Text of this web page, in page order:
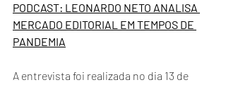
PODCAST: LEONARDO NETO ANALISA
MERCADO EDITORIAL EM TEMPOS DE
PANDEMIA
A entrevista foi realizada no dia 13 de